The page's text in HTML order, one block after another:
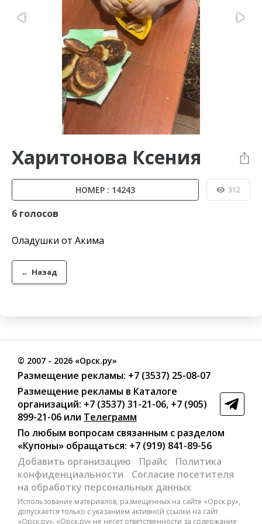
Харитонова Ксения
НОМЕР : 14243 312
6 голосов
Оладушки от Акима
← Назад
© 2007 - 2026 «Орск.ру»
Размещение рекламы: +7 (3537) 25-08-07
Размещение рекламы в Каталоге
организаций: +7 (3537) 31-21-06, +7 (905)
899-21-06 или Телеграмм
По любым вопросам связанным с разделом
«Купоны» обращаться: +7 (919) 841-89-56
Добавить организацию
Прайс
Политика
конфиденциальности
Согласие посетителя
на обработку персональных данных
Использование материалов, размещенных на сайте «Орск.ру»,
допускается только с указанием активной ссылки на сайт
«Орск.ру». «Орск.ру» не несет ответственности за содержание